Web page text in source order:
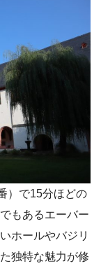
）で15分ほどの
もあるエーバー
ホールやバジリ
独特な魅力が修